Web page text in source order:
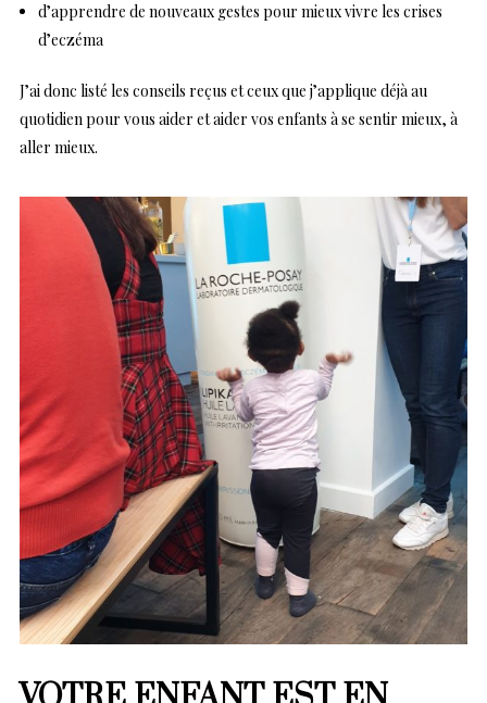
d’apprendre de nouveaux gestes pour mieux vivre les crises
d’eczéma
J’ai donc listé les conseils reçus et ceux que j’applique déjà au
quotidien pour vous aider et aider vos enfants à se sentir mieux, à
aller mieux.